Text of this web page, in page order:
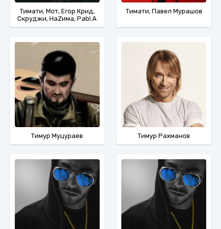
Тимати, Мот, Егор Крид,
Скруджи, НаZима, Pabl.A
Тимати, Павел Мурашов
Тимур Муцураев Тимур Рахманов